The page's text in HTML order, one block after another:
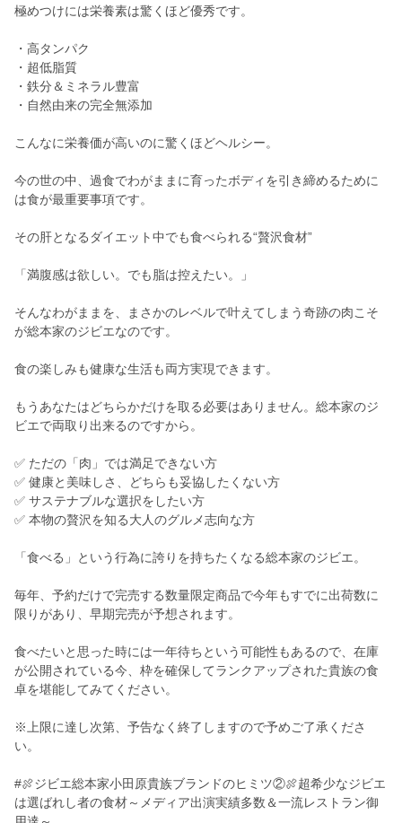
極めつけには栄養素は驚くほど優秀です。
・高タンパク
・超低脂質
・鉄分＆ミネラル豊富
・自然由来の完全無添加
こんなに栄養価が高いのに驚くほどヘルシー。
今の世の中、過食でわがままに育ったボディを引き締めるために
は食が最重要事項です。
その肝となるダイエット中でも食べられる“贅沢食材”
「満腹感は欲しい。でも脂は控えたい。」
そんなわがままを、まさかのレベルで叶えてしまう奇跡の肉こそ
が総本家のジビエなのです。
食の楽しみも健康な生活も両方実現できます。
もうあなたはどちらかだけを取る必要はありません。総本家のジ
ビエで両取り出来るのですから。
✅ ただの「肉」では満足できない方
✅ 健康と美味しさ、どちらも妥協したくない方
✅ サステナブルな選択をしたい方
✅ 本物の贅沢を知る大人のグルメ志向な方
「食べる」という行為に誇りを持ちたくなる総本家のジビエ。
毎年、予約だけで完売する数量限定商品で今年もすでに出荷数に
限りがあり、早期完売が予想されます。
食べたいと思った時には一年待ちという可能性もあるので、在庫
が公開されている今、枠を確保してランクアップされた貴族の食
卓を堪能してみてください。
※上限に達し次第、予告なく終了しますので予めご了承くださ
い。
#🍖ジビエ総本家小田原貴族ブランドのヒミツ②🍖超希少なジビエ
は選ばれし者の食材～メディア出演実績多数＆一流レストラン御